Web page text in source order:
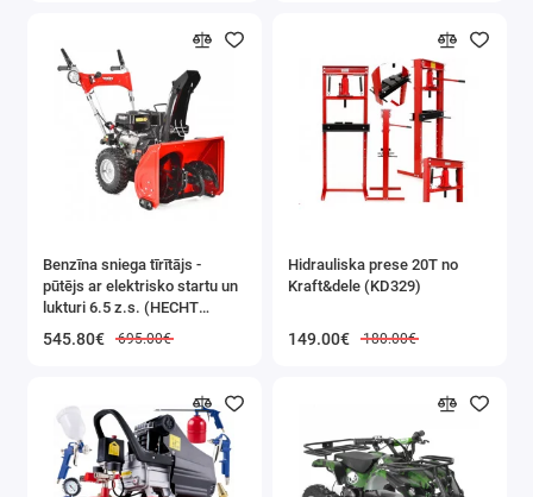
10 smilšpapīra diski
3 pulēšanas filcs 12 mm
1 pulēšanas filcs 25mm
1 pudele pulēšanas pastas
1 ar dimantu pārklāts asināšanas akmens
2 tapu bukses (2,35 mm/3,2 mm)
6 x 6 mm smilšpapīra diski
4 ar dimantu pārklātas tapas
1 ātrgaitas griezējs mīkstiem materiāliem, piemēram,
kokam, plastmasai un krāsainiem metāliem (mīksts)
2 x alumīnija oksīda slīpēšanas akmeņi (nerūsējošajam
tēraudam)
2 silīcija karbīda akmeņi (keramikai, stiklam, mīkstajiem
krāsainajiem metāliem)
Benzīna sniega tīrītājs -
pūtējs ar elektrisko startu un
lukturi 6.5 z.s. (HECHT
545.80€ 695.00€
Hidrauliska prese 20T no
Kraft&dele (KD329)
149.00€ 180.00€